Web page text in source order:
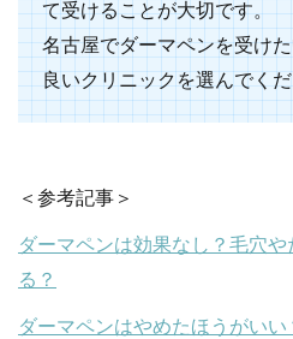
て受けることが大切です。
名古屋でダーマペンを受け
良いクリニックを選んでくだ
＜参考記事＞
ダーマペンは効果なし？毛穴
る？
ダーマペンはやめたほうがい